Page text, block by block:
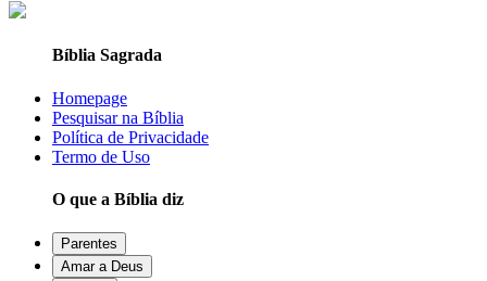
Bíblia Sagrada
Homepage
Pesquisar na Bíblia
Política de Privacidade
Termo de Uso
O que a Bíblia diz
Parentes
Amar a Deus